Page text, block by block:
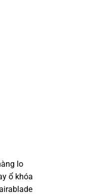
lo
ổ khóa